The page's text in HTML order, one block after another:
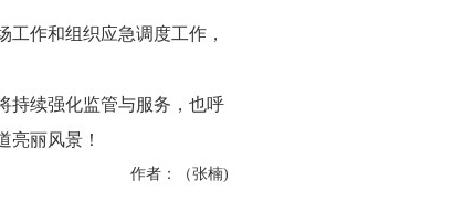
作和组织应急调度工作，
持续强化监管与服务，也呼
亮丽风景！
作者：（张楠)